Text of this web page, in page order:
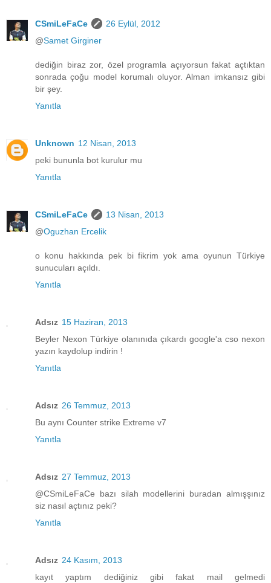
CSmiLeFaCe
26 Eylül, 2012
@Samet Girginer
dediğin biraz zor, özel programla açıyorsun fakat açtıktan
sonrada çoğu model korumalı oluyor. Alman imkansız gibi
bir şey.
Yanıtla
Unknown 12 Nisan, 2013
peki bununla bot kurulur mu
Yanıtla
CSmiLeFaCe
13 Nisan, 2013
@Oguzhan Ercelik
o konu hakkında pek bi fikrim yok ama oyunun Türkiye
sunucuları açıldı.
Yanıtla
Adsız 15 Haziran, 2013
Beyler Nexon Türkiye olanınıda çıkardı google'a cso nexon
yazın kaydolup indirin !
Yanıtla
Adsız 26 Temmuz, 2013
Bu aynı Counter strike Extreme v7
Yanıtla
Adsız 27 Temmuz, 2013
@CSmiLeFaCe bazı silah modellerini buradan almışşınız
siz nasıl açtınız peki?
Yanıtla
Adsız 24 Kasım, 2013
kayıt yaptım dediğiniz gibi fakat mail gelmedi